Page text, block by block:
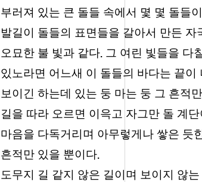
부러져 있는 큰 돌들 속에서 몇 몇 돌들
발길이 돌들의 표면들을 갈아서 만든 자
오묘한 불 빛과 같다.그 여린 빛들을 다
있노라면 어느새 이 돌들의 바다는 끝
보이긴 하는데 있는 둥 마는 둥 그 흔적
길을 따라 오르면 이윽고 자그만 돌 계
마음을 다독거리며 아무렇게나 쌓은 듯
흔적만 있을 뿐이다.
도무지 길 같지 않은 길이며 보이지 않